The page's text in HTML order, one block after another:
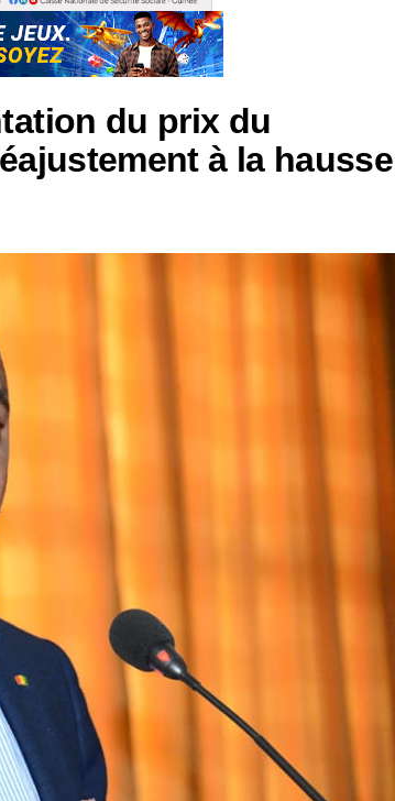
du prix du
à la hausse